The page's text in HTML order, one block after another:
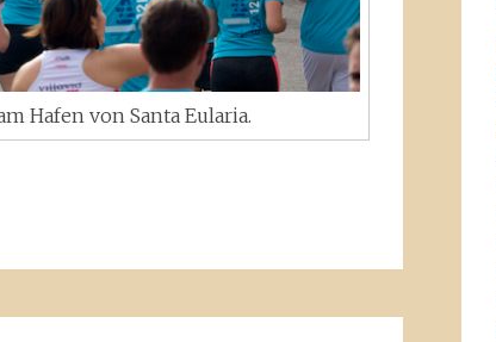
Hafen von Santa Eularia.